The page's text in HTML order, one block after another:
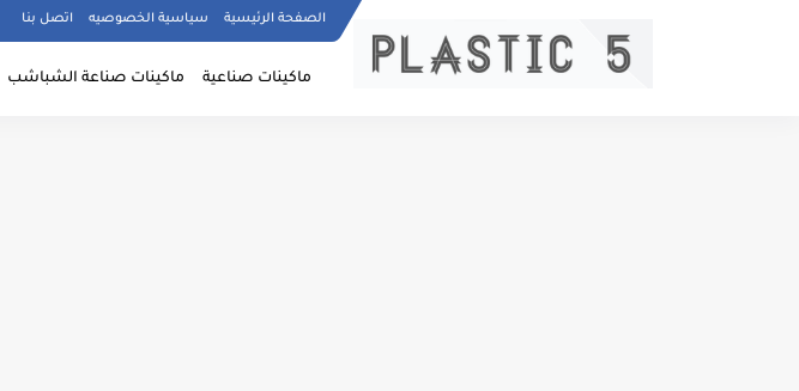
الصفحة الرئيسية سياسية الخصوصيه اتصل بنا
ماكينات صناعية ماكينات صناعة الشباشب